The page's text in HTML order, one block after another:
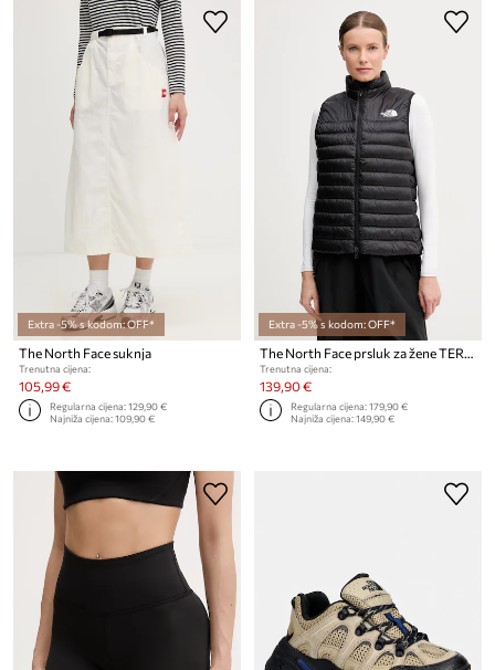
Extra -5% s kodom: OFF*
The North Face suknja
Trenutna cijena:
105,99 €
Regularna cijena:129,90 €
Najniža cijena:109,90 €
Extra -5% s kodom: OFF*
The North Face prsluk za žene TERRA PEAK
Trenutna cijena:
139,90 €
Regularna cijena:179,90 €
Najniža cijena:149,90 €